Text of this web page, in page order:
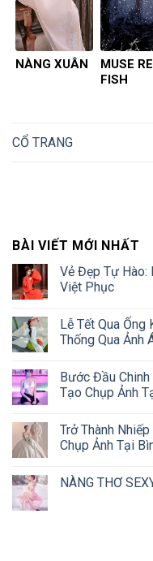
NÀNG XUÂN
MUSE
FISH
CỔ TRANG
BÀI VIẾT MỚI NHẤT
Vẻ Đẹp Tự Hào:
Việt Phục
Lễ Tết Qua Ống
Thống Qua Ảnh
Bước Đầu
Tạo Chụp Ảnh
Trở Thành
Chụp Ảnh Tại
NÀNG THƠ